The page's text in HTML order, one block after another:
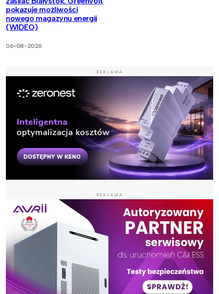
pokazuje możliwości
nowego magazynu energii
(WIDEO)
06-08-2026
REKLAMA
REKLAMA